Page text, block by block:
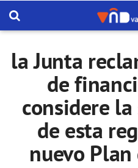
la Junta
de
considere
de esta
nuevo